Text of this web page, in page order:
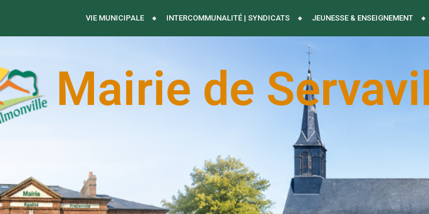
VIE MUNICIPALE INTERCOMMUNALITÉ | SYNDICATS JEUNESSE & ENSEIGNEMENT
Mairie de